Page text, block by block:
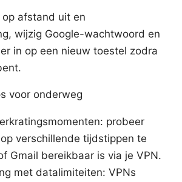
afstand uit en
wijzig Google-wachtwoord en
in op een nieuw toestel zodra
voor onderweg
probeer
verschillende tijdstippen te
Gmail bereikbaar is via je VPN.
met datalimiteiten: VPNs